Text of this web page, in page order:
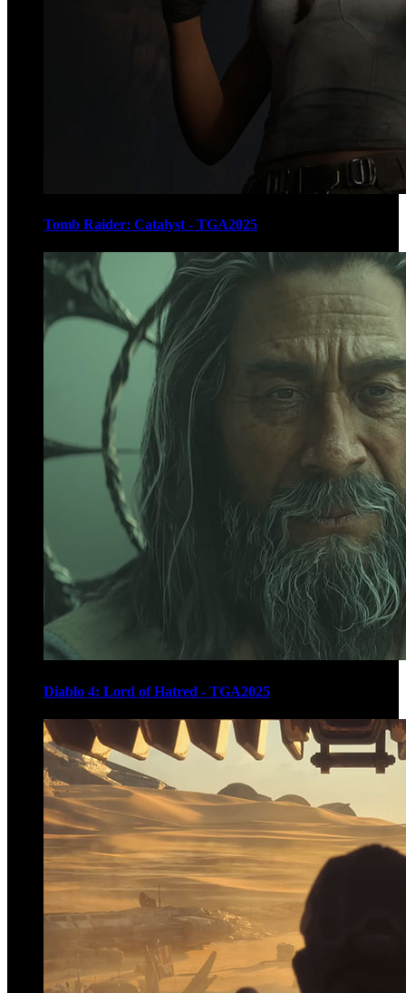
Tomb Raider: Catalyst - TGA2025
Diablo 4: Lord of Hatred - TGA2025